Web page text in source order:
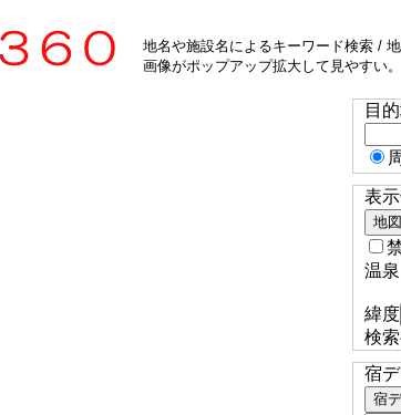
地名や施設名によるキーワード検索 /
画像がポップアップ拡大して見やすい。
目
表
温泉
緯度
検
宿